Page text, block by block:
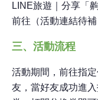
LINE旅遊｜分享「
前往（活動連結待補
三、活動流程
活動期間，前往指
友，當好友成功進